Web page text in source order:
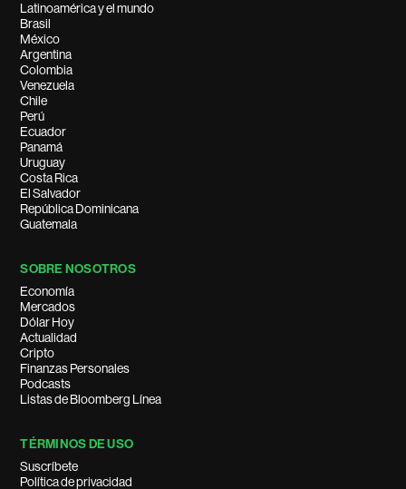
Latinoamérica y el mundo
Brasil
México
Argentina
Colombia
Venezuela
Chile
Perú
Ecuador
Panamá
Uruguay
Costa Rica
El Salvador
República Dominicana
Guatemala
SOBRE NOSOTROS
Economía
Mercados
Dólar Hoy
Actualidad
Cripto
Finanzas Personales
Podcasts
Listas de Bloomberg Línea
TÉRMINOS DE USO
Suscríbete
Política de privacidad